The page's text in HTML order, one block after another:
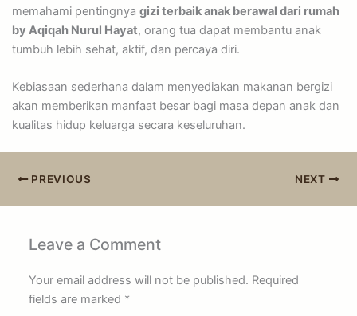
memahami pentingnya gizi terbaik anak berawal dari rumah
by Aqiqah Nurul Hayat, orang tua dapat membantu anak
tumbuh lebih sehat, aktif, dan percaya diri.
Kebiasaan sederhana dalam menyediakan makanan bergizi
akan memberikan manfaat besar bagi masa depan anak dan
kualitas hidup keluarga secara keseluruhan.
PREVIOUS NEXT
Leave a Comment
Your email address will not be published. Required
fields are marked *